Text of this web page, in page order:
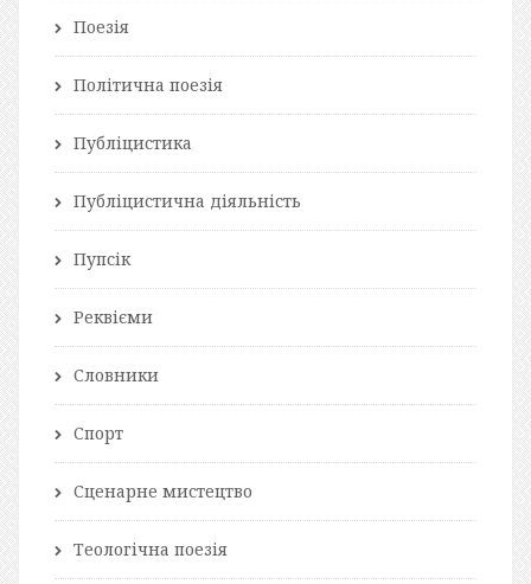
Поезія
Політична поезія
Публіцистика
Публіцистична діяльність
Пупсік
Реквієми
Словники
Спорт
Сценарне мистецтво
Теологічна поезія